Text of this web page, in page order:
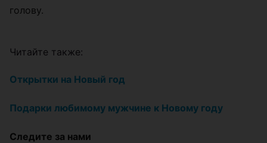
голову.
Читайте также:
Открытки на Новый год
Подарки любимому мужчине к Новому году
Следите за нами